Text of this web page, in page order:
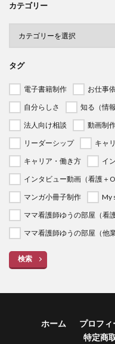
カテゴリー
タグ
電子書籍制作 お仕事
自分らしさ
知る（情
法人向け相談
動画制
リーダーシップ
キャ
キャリア・働き方
イ
インタビュー動画（看護＋
マンガ小冊子制作
My
ママ看護師ゆうの部屋（看護
ママ看護師ゆうの部屋（他業
検索
ホーム プロフィ
特定商